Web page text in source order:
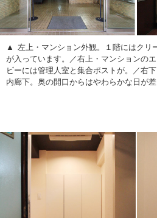
左上・マンション外観。１階にはクリ
が入っています。／右上・マンションの
ビーには管理人室と集合ポストが。／右
内廊下。奥の開口からはやわらかな日が差